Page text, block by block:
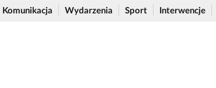
Komunikacja Wydarzenia Sport Interwencje